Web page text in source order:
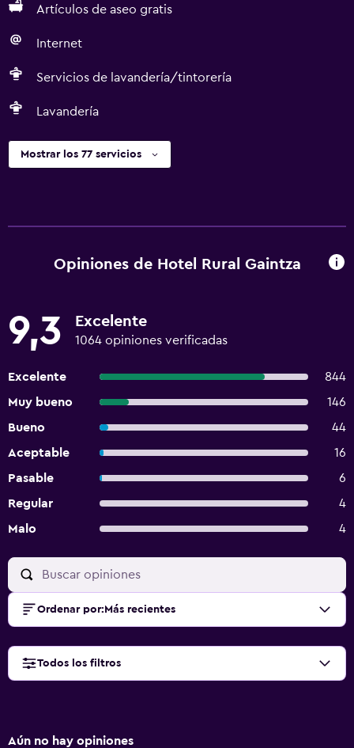
Artículos de aseo gratis
Internet
Servicios de lavandería/tintorería
Lavandería
Mostrar los 77 servicios
Opiniones de Hotel Rural Gaintza
9,3 Excelente
1064 opiniones verificadas
Excelente
844
Muy bueno
146
Bueno
44
Aceptable
16
Pasable
6
Regular
4
Malo
4
Ordenar por: Más recientes
Todos los filtros
Aún no hay opiniones